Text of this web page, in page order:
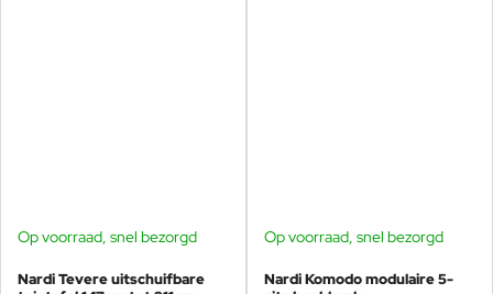
Op voorraad, snel bezorgd
Nardi Tevere uitschuifbare
Op voorraad, snel bezorgd
Nardi Komodo modulaire 5-